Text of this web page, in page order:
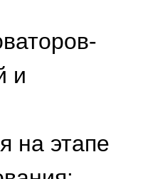
и
на этапе